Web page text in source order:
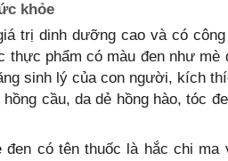
khỏe
trị dinh dưỡng cao và có
thực phẩm có màu đen như mè
sinh lý của con người, kích
cầu, da dẻ hồng hào, tóc
đen có tên thuốc là hắc chi